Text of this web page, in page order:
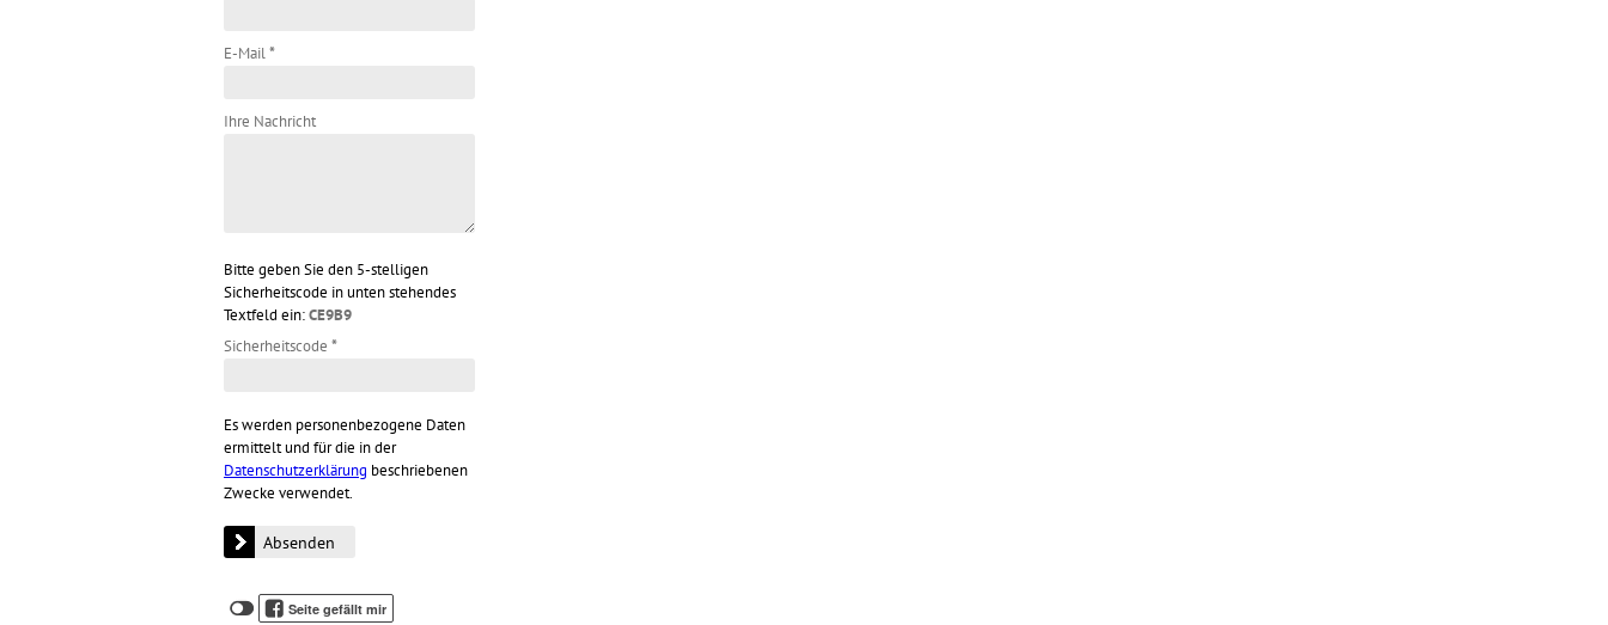
E-Mail*
Ihre Nachricht
Bitte geben Sie den 5-stelligen
Sicherheitscode in unten stehendes
Textfeld ein:CE9B9
Sicherheitscode *
Es werden personenbezogene Daten
ermittelt und für die in der
Datenschutzerklärung beschriebenen
Zwecke verwendet.
Klicken
Sie
Klicken
Seite gefällt mir